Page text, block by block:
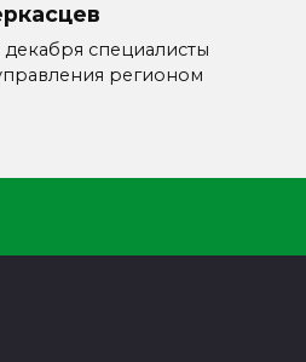
декабря специалисты
регионом